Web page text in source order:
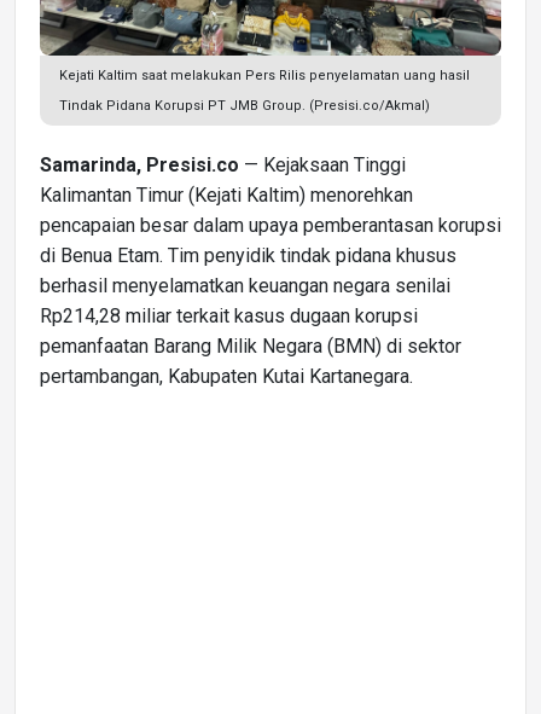
Kejati Kaltim saat melakukan Pers Rilis penyelamatan uang hasil
Tindak Pidana Korupsi PT JMB Group. (Presisi.co/Akmal)
Samarinda, Presisi.co — Kejaksaan Tinggi
Kalimantan Timur (Kejati Kaltim) menorehkan
pencapaian besar dalam upaya pemberantasan korupsi
di Benua Etam. Tim penyidik tindak pidana khusus
berhasil menyelamatkan keuangan negara senilai
Rp214,28 miliar terkait kasus dugaan korupsi
pemanfaatan Barang Milik Negara (BMN) di sektor
pertambangan, Kabupaten Kutai Kartanegara.